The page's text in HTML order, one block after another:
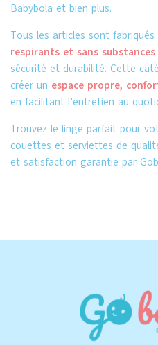
Babybola et bien plus.
Tous les articles sont
respirants et sans substances
sécurité et durabilité. Cette
créer un espace propre,
en facilitant l’entretien au
Trouvez le linge parfait pour
couettes et serviettes de
et satisfaction garantie par